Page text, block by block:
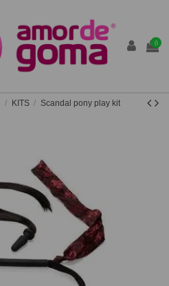
0
KITS Scandal pony play kit